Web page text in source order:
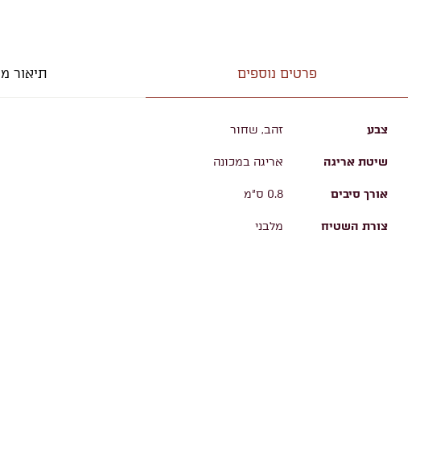
פרטים נוספים תיאור
צבע זהב, שחור
שיטת אריגה אריגה במכונה
אורך סיבים 0.8 ס"מ
צורת השטיח מלבני